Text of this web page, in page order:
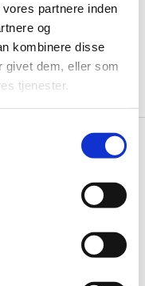
partnere inden
og
kombinere disse
givet dem, eller som
tjenester.
på sms
Helle